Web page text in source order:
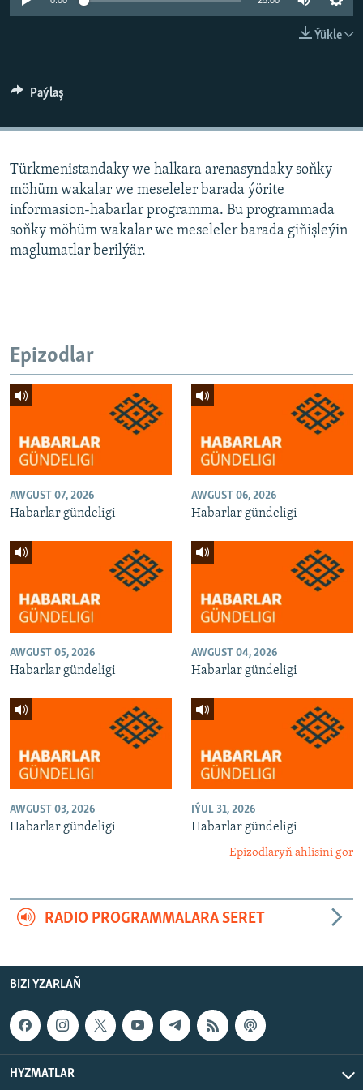
Ýükle
Paýlaş
Türkmenistandaky we halkara arenasyndaky soňky
möhüm wakalar we meseleler barada ýörite
informasion-habarlar programma. Bu programmada
soňky möhüm wakalar we meseleler barada giňişleýin
maglumatlar berilýär.
Epizodlar
AWGUST 07, 2026
Habarlar gündeligi
AWGUST 06, 2026
Habarlar gündeligi
AWGUST 05, 2026
Habarlar gündeligi
AWGUST 04, 2026
Habarlar gündeligi
AWGUST 03, 2026
Habarlar gündeligi
IÝUL 31, 2026
Habarlar gündeligi
Epizodlaryň ählisini gör
RADIO PROGRAMMALARA SERET
BIZI YZARLAŇ
HYZMATLAR